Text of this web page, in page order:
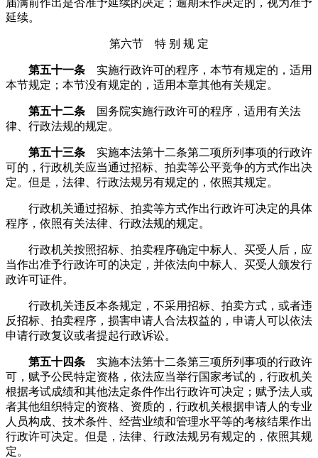
届满前作出是否准予延续的决定；逾期未作决定的，视为准予
延续。
第六节 特 别 规 定
第五十一条 实施行政许可的程序，本节有规定的，适用
本节规定；本节没有规定的，适用本章其他有关规定。
第五十二条 国务院实施行政许可的程序，适用有关法
律、行政法规的规定。
第五十三条 实施本法第十二条第二项所列事项的行政许
可的，行政机关应当通过招标、拍卖等公平竞争的方式作出决
定。但是，法律、行政法规另有规定的，依照其规定。
行政机关通过招标、拍卖等方式作出行政许可决定的具体
程序，依照有关法律、行政法规的规定。
行政机关按照招标、拍卖程序确定中标人、买受人后，应
当作出准予行政许可的决定，并依法向中标人、买受人颁发行
政许可证件。
行政机关违反本条规定，不采用招标、拍卖方式，或者违
反招标、拍卖程序，损害申请人合法权益的，申请人可以依法
申请行政复议或者提起行政诉讼。
第五十四条 实施本法第十二条第三项所列事项的行政许
可，赋予公民特定资格，依法应当举行国家考试的，行政机关
根据考试成绩和其他法定条件作出行政许可决定；赋予法人或
者其他组织特定的资格、资质的，行政机关根据申请人的专业
人员构成、技术条件、经营业绩和管理水平等的考核结果作出
行政许可决定。但是，法律、行政法规另有规定的，依照其规
定。